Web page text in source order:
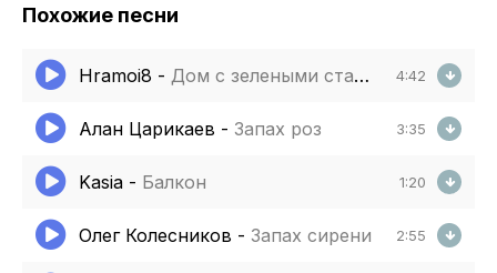
Похожие песни
Hramoi8 - Дом с зелеными ставнями 4:42
Алан Царикаев - Запах роз 3:35
Kasia - Балкон 1:20
Олег Колесников - Запах сирени 2:55